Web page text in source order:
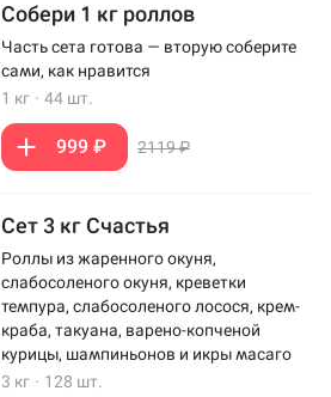
Собери 1 кг роллов
Часть сета готова — вторую соберите
сами, как нравится
1 кг · 44 шт.
999 ₽ 2119 ₽
Сет 3 кг Счастья
Роллы из жаренного окуня,
слабосоленого окуня, креветки
темпура, слабосоленого лосося, крем-
краба, такуана, варено-копченой
курицы, шампиньонов и икры масаго
3 кг · 128 шт.